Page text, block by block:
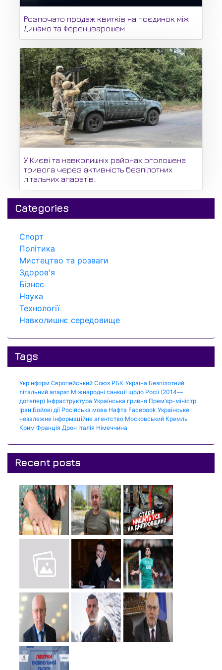
Розпочато продаж квитків на поєдинок між
Динамо та Ференцварошем.
У Києві та навколишніх районах оголошена
тривога через активність безпілотних
літальних апаратів.
Categories
Спорт
Політика
Мистецтво та розваги
Здоров'я
Бізнес
Наука
Технології
Навколишнє середовище
Tags
Укрінформ Європейський Союз РБК-Україна Безпілотний
літальний апарат Міжнародні санкції щодо Росії (2014—
дотепер) Інфраструктура Українська гривня Прем'єр-міністр
Іран Бойові дії Російська мова Нафта Facebook Українське
незалежне інформаційне агентство Московський Кремль
Крим Франція Дрон Італія Німеччина
Recent posts